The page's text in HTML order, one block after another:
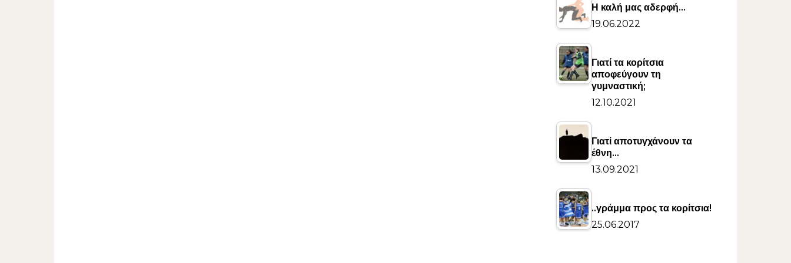
Η καλή μας αδερφή…
19.06.2022
Γιατί τα κορίτσια
αποφεύγουν τη
γυμναστική;
12.10.2021
Γιατί αποτυγχάνουν τα
έθνη…
13.09.2021
..γράμμα προς τα κορίτσια!
25.06.2017